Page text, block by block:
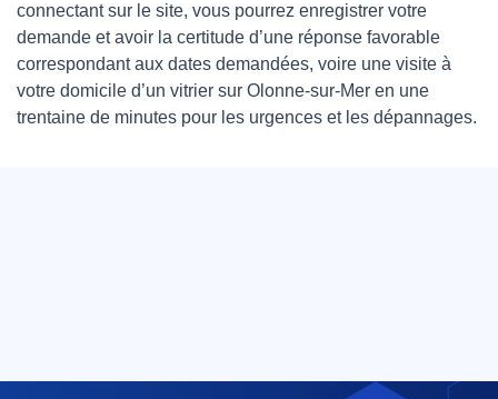
connectant sur le site, vous pourrez enregistrer votre
demande et avoir la certitude d’une réponse favorable
correspondant aux dates demandées, voire une visite à
votre domicile d’un vitrier sur Olonne-sur-Mer en une
trentaine de minutes pour les urgences et les dépannages.